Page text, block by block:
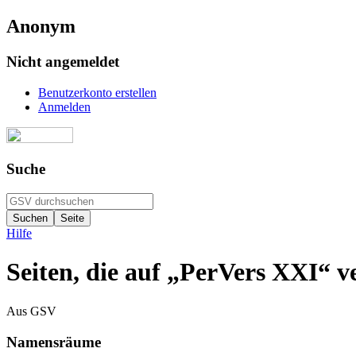
Anonym
Nicht angemeldet
Benutzerkonto erstellen
Anmelden
Suche
Hilfe
Seiten, die auf „PerVers XXI“
Aus GSV
Namensräume